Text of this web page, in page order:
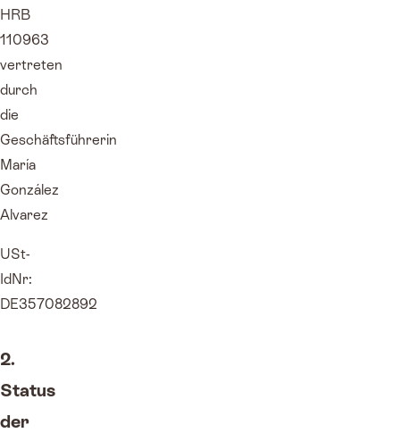
HRB
110963
vertreten
durch
die
Geschäftsführerin
María
González
Alvarez
USt-
IdNr:
DE357082892
2.
Status
der